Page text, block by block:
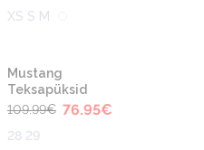
XS S M
-30%
Mustang
Teksapüksid
109.99€ 76.95€
28 29